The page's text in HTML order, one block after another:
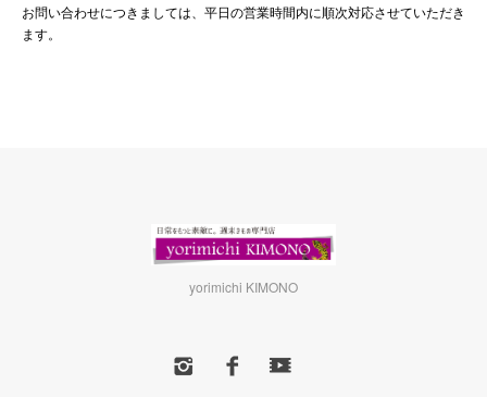
お問い合わせにつきましては、平日の営業時間内に順次対応させていただき
ます。
yorimichi KIMONO